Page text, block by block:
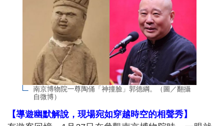
南京博物院一尊陶俑「神撞臉」郭德綱。（圖／翻攝
自微博）
【導遊幽默解說，現場宛如穿越時空的相聲秀】